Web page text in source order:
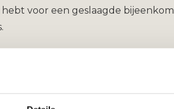
voor een geslaagde